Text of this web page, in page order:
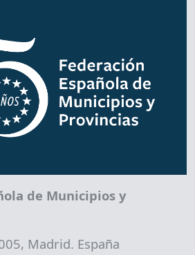
de Municipios y
Madrid. España